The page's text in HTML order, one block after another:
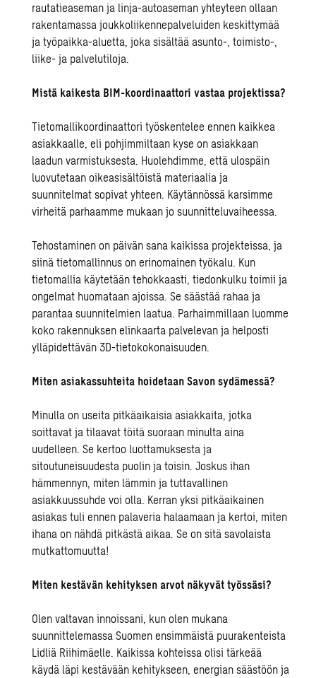
rautatieaseman ja linja-autoaseman yhteyteen ollaan
rakentamassa joukkoliikennepalveluiden keskittymää
ja työpaikka-aluetta, joka sisältää asunto-, toimisto-,
liike- ja palvelutiloja.
Mistä kaikesta BIM-koordinaattori vastaa projektissa?
Tietomallikoordinaattori työskentelee ennen kaikkea
asiakkaalle, eli pohjimmiltaan kyse on asiakkaan
laadun varmistuksesta. Huolehdimme, että ulospäin
luovutetaan oikeasisältöistä materiaalia ja
suunnitelmat sopivat yhteen. Käytännössä karsimme
virheitä parhaamme mukaan jo suunnitteluvaiheessa.
Tehostaminen on päivän sana kaikissa projekteissa, ja
siinä tietomallinnus on erinomainen työkalu. Kun
tietomallia käytetään tehokkaasti, tiedonkulku toimii ja
ongelmat huomataan ajoissa. Se säästää rahaa ja
parantaa suunnitelmien laatua. Parhaimmillaan luomme
koko rakennuksen elinkaarta palvelevan ja helposti
ylläpidettävän 3D-tietokokonaisuuden.
Miten asiakassuhteita hoidetaan Savon sydämessä?
Minulla on useita pitkäaikaisia asiakkaita, jotka
soittavat ja tilaavat töitä suoraan minulta aina
uudelleen. Se kertoo luottamuksesta ja
sitoutuneisuudesta puolin ja toisin. Joskus ihan
hämmennyn, miten lämmin ja tuttavallinen
asiakkuussuhde voi olla. Kerran yksi pitkäaikainen
asiakas tuli ennen palaveria halaamaan ja kertoi, miten
ihana on nähdä pitkästä aikaa. Se on sitä savolaista
mutkattomuutta!
Miten kestävän kehityksen arvot näkyvät työssäsi?
Olen valtavan innoissani, kun olen mukana
suunnittelemassa Suomen ensimmäistä puurakenteista
Lidliä Riihimäelle. Kaikissa kohteissa olisi tärkeää
käydä läpi kestävään kehitykseen, energian säästöön ja